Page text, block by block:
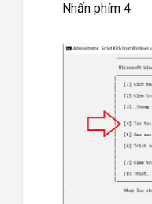
Nhấn phím 4